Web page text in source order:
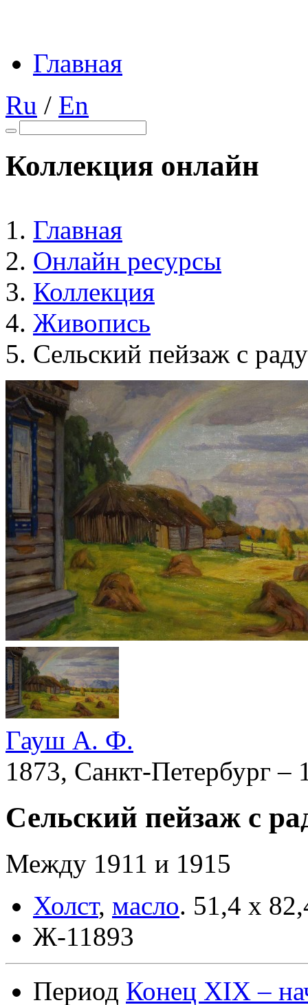
Главная
Ru / En
Коллекция онлайн
Главная
Онлайн ресурсы
Коллекция
Живопись
Сельский пейзаж с
Гауш А. Ф.
1873, Санкт-Петербург
Сельский пейзаж с
Между 1911 и 1915
Холст, масло. 51,4 x
Ж-11893
Период Конец XIX –